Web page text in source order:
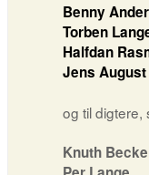
Benny
Torben
Halfdan
Jens August
og til digtere,
Knuth